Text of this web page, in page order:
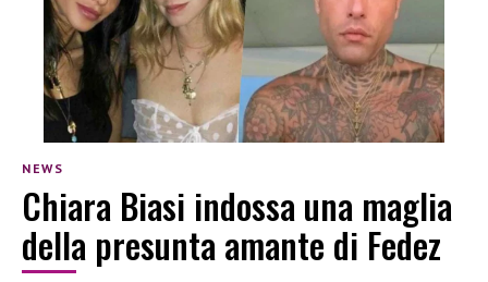
NEWS
Chiara Biasi indossa una maglia
della presunta amante di Fedez